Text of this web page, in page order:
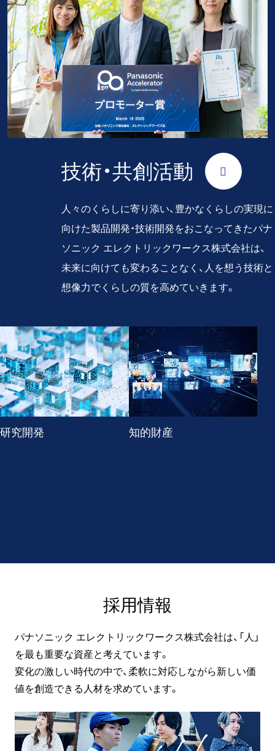
技術・共創活動
人々のくらしに寄り添い、豊かなくらしの実現に
向けた製品開発・技術開発をおこなってきたパナ
ソニック エレクトリックワークス株式会社は、
未来に向けても変わることなく、人を想う技術と
想像力でくらしの質を高めていきます。
研究開発 知的財産
採用情報
パナソニック エレクトリックワークス株式会社は、「人」
を最も重要な資産と考えています。
変化の激しい時代の中で、柔軟に対応しながら新しい価
値を創造できる人材を求めています。